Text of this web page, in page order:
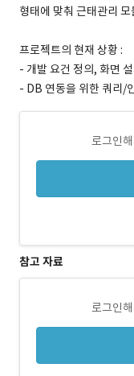
형태에 맞춰 근태관리
프로젝트의 현재 상황 :
- 개발 요건 정의, 화면
- DB 연동을 위한 쿼리/
로그인
참고 자료
로그인